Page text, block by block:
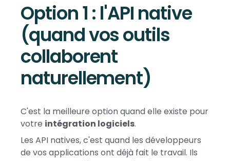
Option 1 : l'API native
(quand vos outils
collaborent
naturellement)
C'est la meilleure option quand elle existe pour
votre intégration logiciels.
Les API natives, c'est quand les développeurs
de vos applications ont déjà fait le travail. Ils